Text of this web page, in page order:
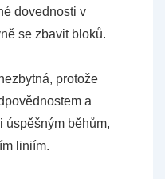
dovednosti v
se zbavit bloků.
protože
a
úspěšným běhům,
liniím.